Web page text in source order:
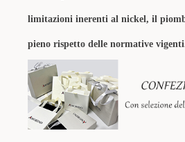
limitazioni inerenti al nickel, il
pieno rispetto delle normative